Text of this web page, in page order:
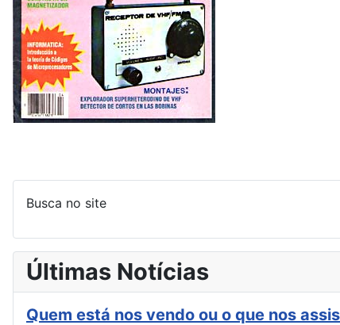
Busca no site
Últimas Notícias
Quem está nos vendo ou o que nos